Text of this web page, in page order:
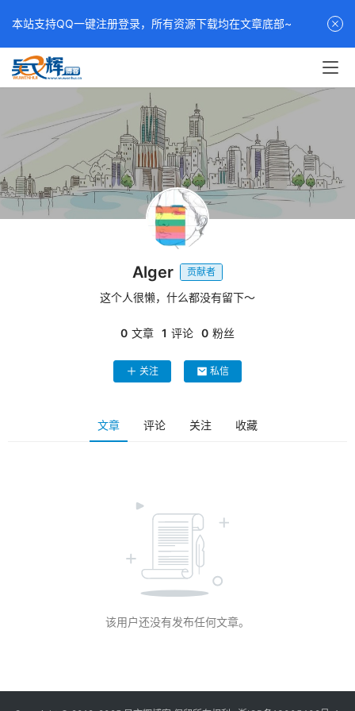
Alger 贡献者
这个人很懒，什么都没有留下～
0 文章 1 评论 0 粉丝
关注 私信
文章 评论 关注 收藏
该用户还没有发布任何文章。
本站支持QQ一键注册登录，所有资源下载均在文章底部~